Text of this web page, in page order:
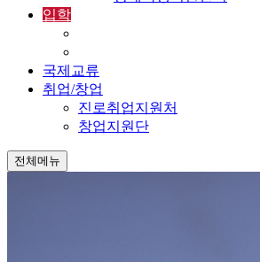
입학
국제교류
취업/창업
진로취업지원처
창업지원단
전체메뉴